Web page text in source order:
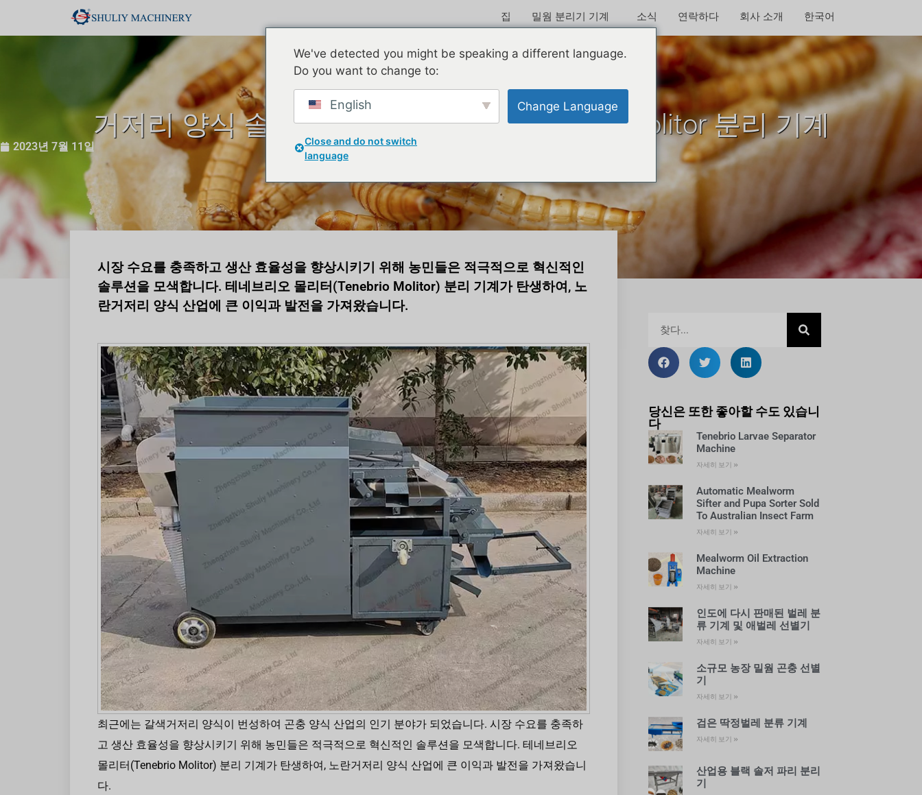
집 밀웜 분리기 기계 소식 연락하다 회사 소개 한국어
거저리 양식 솔루션을 위한 최고의 Tenebrio Molitor 분리 기계
2023년 7월 11일
시장 수요를 충족하고 생산 효율성을 향상시키기 위해 농민들은 적극적으로 혁신적인
솔루션을 모색합니다. 테네브리오 몰리터(Tenebrio Molitor) 분리 기계가 탄생하여, 노
란거저리 양식 산업에 큰 이익과 발전을 가져왔습니다.
최근에는 갈색거저리 양식이 번성하여 곤충 양식 산업의 인기 분야가 되었습니다. 시장 수요를 충족하
고 생산 효율성을 향상시키기 위해 농민들은 적극적으로 혁신적인 솔루션을 모색합니다. 테네브리오
몰리터(Tenebrio Molitor) 분리 기계가 탄생하여, 노란거저리 양식 산업에 큰 이익과 발전을 가져왔습니
다.
당신은 또한 좋아할 수도 있습니
다
Tenebrio Larvae Separator
Machine
자세히 보기 »
Automatic Mealworm
Sifter and Pupa Sorter Sold
To Australian Insect Farm
자세히 보기 »
Mealworm Oil Extraction
Machine
자세히 보기 »
인도에 다시 판매된 벌레 분
류 기계 및 애벌레 선별기
자세히 보기 »
소규모 농장 밀웜 곤충 선별
기
자세히 보기 »
검은 딱정벌레 분류 기계
자세히 보기 »
산업용 블랙 솔저 파리 분리
기
We've detected you might be speaking a different language.
Do you want to change to:
English Change Language
Close and do not switch
language